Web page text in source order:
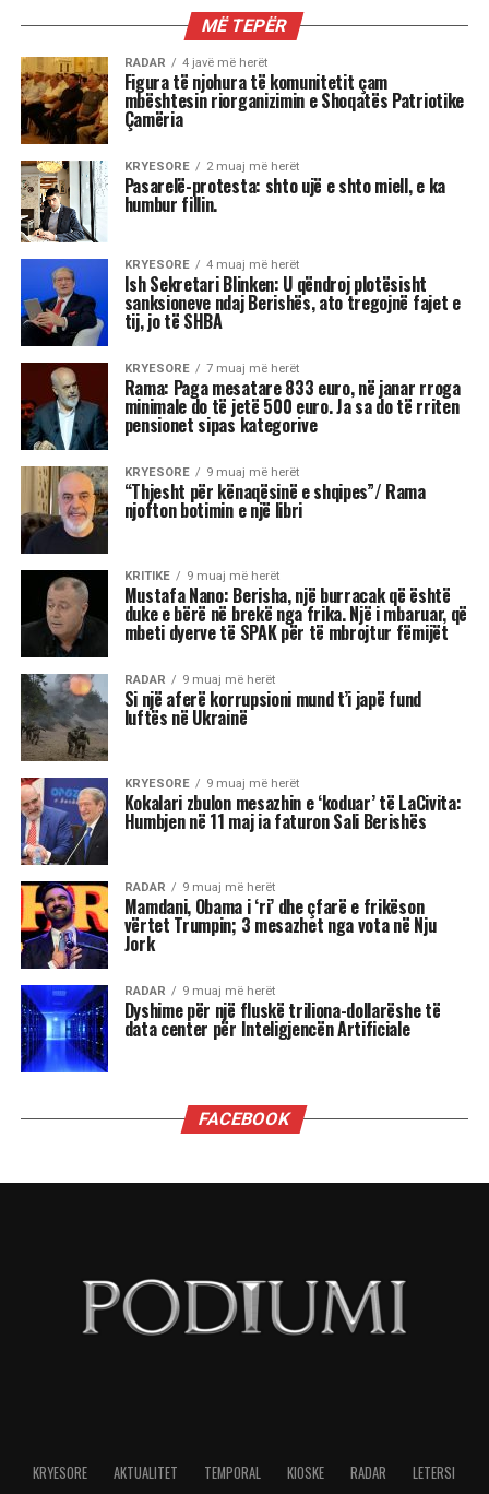
Mustafa Nano: Pushteti i Ramës
është i frikshëm, unë do isha
çmendur po të kisha pushtetin e tij
Mustafa Nano duke komentuar qeverinë e re, tha
që kryeministri Edi Rama është sot një lider
absolut në Shqipëri, sidomos brenda
mazhorancës socialiste.
Sipas Nanos, ministrja që do të operojë me
inteligjencë artificiale, Diella, është një gjetje
interesante, që i shkon epokës “High
Tecnology”, në të cilën jetojmë, “por unë nuk
kam kompetencën për ta vlerësuar si gjetje”.
“Duhet të presim për të parë sa funksionale do të
rezultojë”.
“Ministrja më e veçantë është Diella. Zgjedhjet e
tjera s’më befasuan, janë zgjedhje brenda stilit të
Ramës.
Ka zgjedhur sërish kryesisht gra, sepse sipas tij
me gratë punohet më mirë, gjë që unë s’e di sa e
vërtetë është.
Në terma të CV-së dhe përgatitjes akademike,
apo karrierave që kanë, s’më duken keq, sidomos
disa që janë edhe fytyra të reja. Por nuk është se
ka ndonjë rëndësi të madhe.
Ministrat kanë rëndësi kur ata kanë
autonomi për të vepruar, e për të treguar se
sa vlejnë, dhe ky nuk është rasti i ministrave
Ramës, dhe aq.
Edi Rama është lider absolut, që delegon pushtet
njoftonte emrat e kabinetit asnjëri prej atyre